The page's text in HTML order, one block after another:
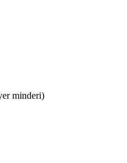
minderi)